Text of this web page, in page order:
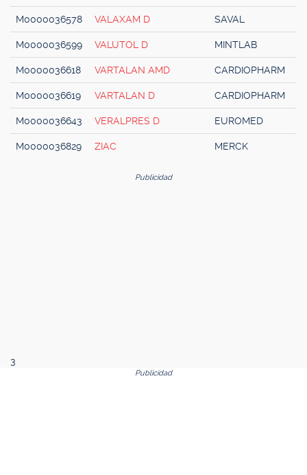
M0000036578 VALAXAM D SAVAL
M0000036599 VALUTOL D MINTLAB
M0000036618 VARTALAN AMD CARDIOPHARM
M0000036619 VARTALAN D CARDIOPHARM
M0000036643 VERALPRES D EUROMED
M0000036829 ZIAC MERCK
Publicidad
3
Publicidad